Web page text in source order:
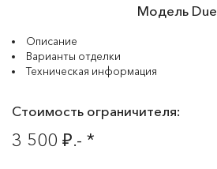
Модель Due
Описание
Варианты отделки
Техническая информация
Стоимость ограничителя:
3 500 ₽.- *